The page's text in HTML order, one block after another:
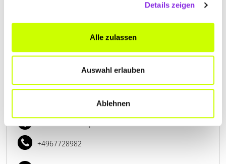
Details zeigen
Alle zulassen
Auswahl erlauben
Ablehnen
Nastätter Str. 1| 56355 Bettendorf DE
+4967728982